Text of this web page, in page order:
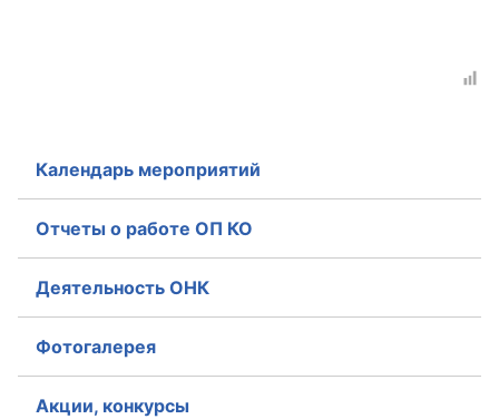
Календарь мероприятий
Отчеты о работе ОП КО
Деятельность ОНК
Фотогалерея
Акции, конкурсы